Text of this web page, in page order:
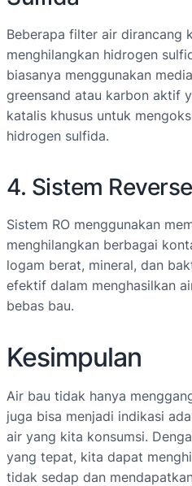
Beberapa filter air dirancang
menghilangkan hidrogen
biasanya menggunakan
greensand atau karbon aktif
katalis khusus untuk
hidrogen sulfida.
4. Sistem
Sistem RO menggunakan
menghilangkan berbagai
logam berat, mineral, dan
efektif dalam menghasilkan
bebas bau.
Kesimpulan
Air bau tidak hanya
juga bisa menjadi indikasi
air yang kita konsumsi.
yang tepat, kita dapat
tidak sedap dan